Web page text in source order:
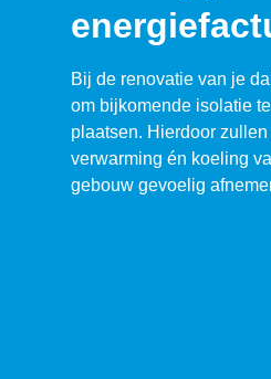
Bij de renovatie van je
om bijkomende isolatie te
plaatsen. Hierdoor
verwarming én koeling
gebouw gevoelig